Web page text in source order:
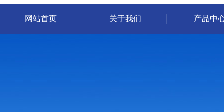
网站首页 关于我们 产品中